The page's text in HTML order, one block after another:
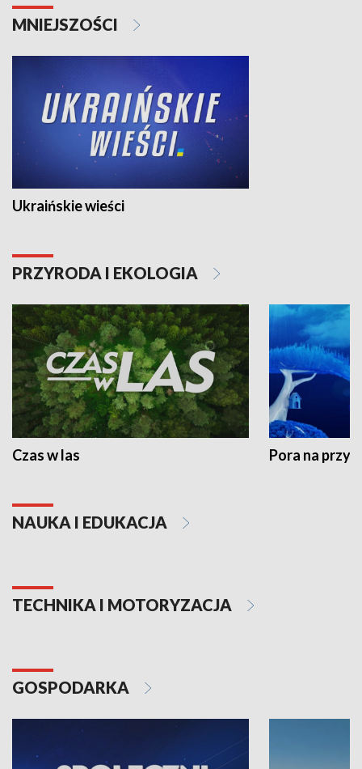
MNIEJSZOŚCI
Ukraińskie wieści
PRZYRODA I EKOLOGIA
Czas w las Pora na
NAUKA I EDUKACJA
TECHNIKA I MOTORYZACJA
GOSPODARKA